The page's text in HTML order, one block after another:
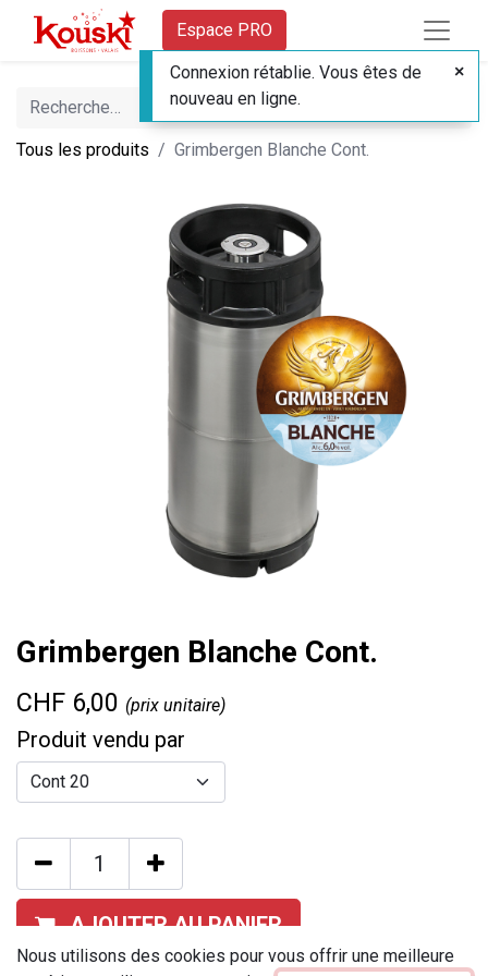
Espace PRO
Tous les produits Grimbergen Blanche Cont.
Grimbergen Blanche Cont.
CHF 6,00 (prix unitaire)
Produit vendu par
AJOUTER AU PANIER
Nous utilisons des cookies pour vous offrir une meilleure
Connexion rétablie. Vous êtes de
nouveau en ligne.